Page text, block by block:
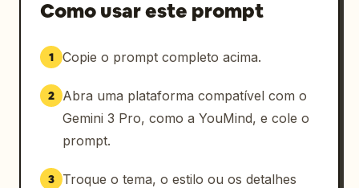
Como usar este prompt
1 Copie o prompt completo acima.
2
Abra uma plataforma compatível com o
Gemini 3 Pro, como a YouMind, e cole o
prompt.
3
Troque o tema, o estilo ou os detalhes